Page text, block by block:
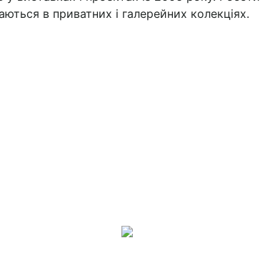
в приватних і галерейних колекціях.